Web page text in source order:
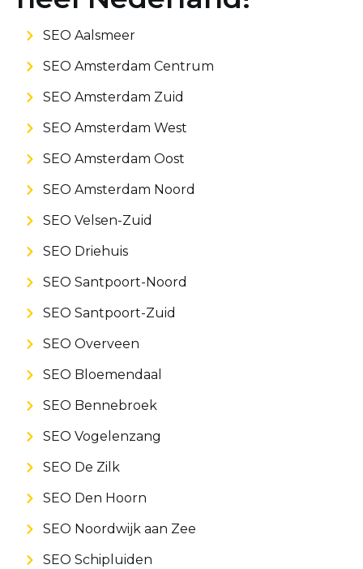
SEO Aalsmeer
SEO Amsterdam Centrum
SEO Amsterdam Zuid
SEO Amsterdam West
SEO Amsterdam Oost
SEO Amsterdam Noord
SEO Velsen-Zuid
SEO Driehuis
SEO Santpoort-Noord
SEO Santpoort-Zuid
SEO Overveen
SEO Bloemendaal
SEO Bennebroek
SEO Vogelenzang
SEO De Zilk
SEO Den Hoorn
SEO Noordwijk aan Zee
SEO Schipluiden